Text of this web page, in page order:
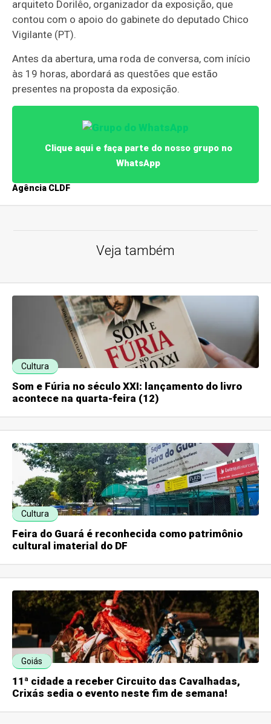
arquiteto Dorilêo, organizador da exposição, que
contou com o apoio do gabinete do deputado Chico
Vigilante (PT).
Antes da abertura, uma roda de conversa, com início
às 19 horas, abordará as questões que estão
presentes na proposta da exposição.
Clique aqui e faça parte do nosso grupo no
WhatsApp
Agência CLDF
Veja também
Cultura
Som e Fúria no século XXI: lançamento do livro
acontece na quarta-feira (12)
Cultura
Feira do Guará é reconhecida como patrimônio
cultural imaterial do DF
Goiás
11ª cidade a receber Circuito das Cavalhadas,
Crixás sedia o evento neste fim de semana!